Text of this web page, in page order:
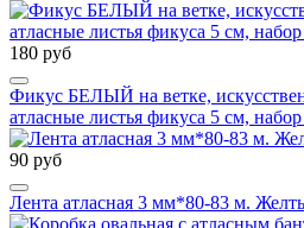
180 руб
Фикус БЕЛЫЙ на ветке,
атласные листья фикуса 5 см,
90 руб
Лента атласная 3 мм*80-83 м.